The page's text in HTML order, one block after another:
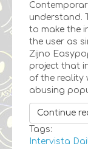
understand.
to make the
the user as
Zijno
project that
of the reality
abusing
Continue
Tags:
Intervista